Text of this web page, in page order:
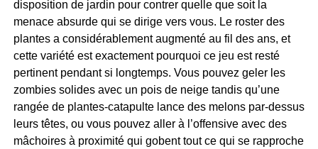
disposition de jardin pour contrer quelle que soit la
menace absurde qui se dirige vers vous. Le roster des
plantes a considérablement augmenté au fil des ans, et
cette variété est exactement pourquoi ce jeu est resté
pertinent pendant si longtemps. Vous pouvez geler les
zombies solides avec un pois de neige tandis qu’une
rangée de plantes-catapulte lance des melons par-dessus
leurs têtes, ou vous pouvez aller à l’offensive avec des
mâchoires à proximité qui gobent tout ce qui se rapproche